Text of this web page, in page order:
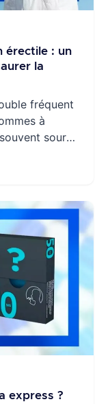
érectile : un
la
fréquent
à
source
la
la qualité
le
express ?